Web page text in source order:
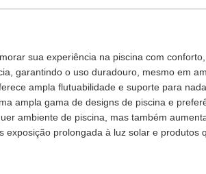
sua experiência na piscina com
garantindo o uso duradouro, mesmo em
ampla flutuabilidade e suporte para
ampla gama de designs de piscina e
ambiente de piscina, mas também
prolongada à luz solar e produtos